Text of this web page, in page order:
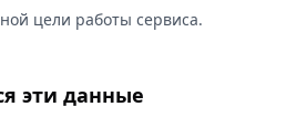
цели работы сервиса.
эти данные